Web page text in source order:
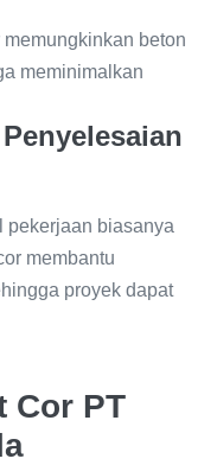
beton
meminimalkan
pekerjaan biasanya
membantu
proyek dapat
Cor PT